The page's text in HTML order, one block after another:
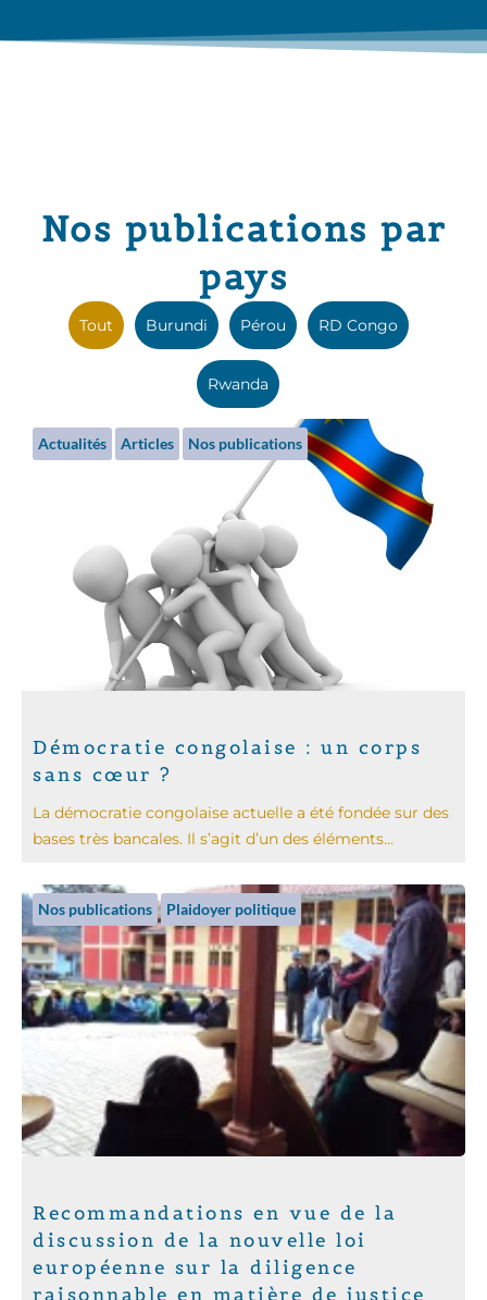
Nos publications par
pays
Tout Burundi Pérou RD Congo
Rwanda
Actualités Articles Nos publications
Démocratie congolaise : un corps
sans cœur ?
La démocratie congolaise actuelle a été fondée sur des
bases très bancales. Il s’agit d’un des éléments...
Nos publications Plaidoyer politique
Recommandations en vue de la
discussion de la nouvelle loi
européenne sur la diligence
raisonnable en matière de justice